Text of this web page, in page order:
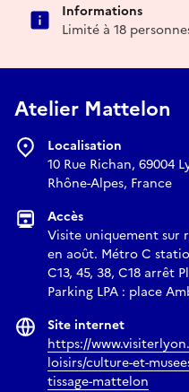
Informations
Limité à 18
Atelier Mattelon
Localisation
10 Rue Richan, 69004
Rhône-Alpes, France
Accès
Visite uniquement sur
en août. Métro C
C13, 45, 38, C18 arrêt
Parking LPA : place
Site internet
https://
loisirs/culture-et-
tissage-mattelon